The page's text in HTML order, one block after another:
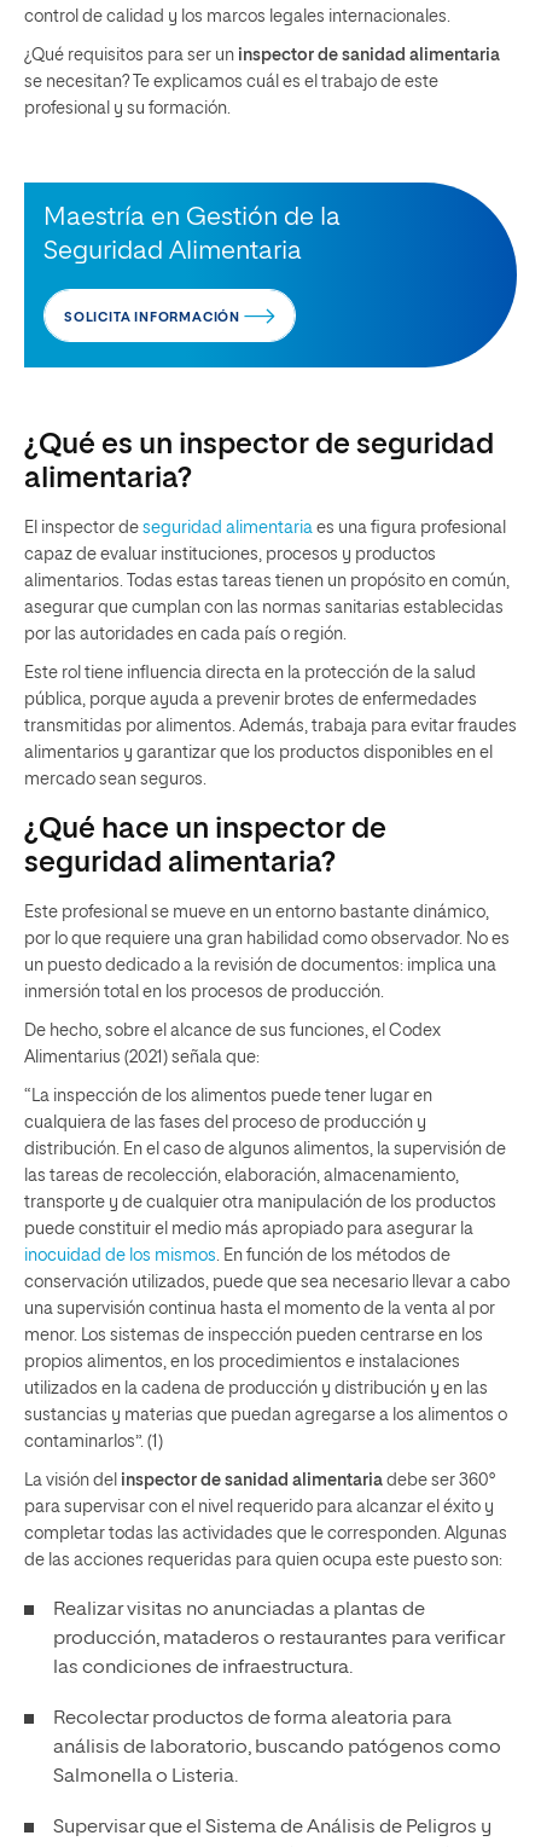
control de calidad y los marcos legales internacionales.
¿Qué requisitos para ser un inspector de sanidad alimentaria
se necesitan? Te explicamos cuál es el trabajo de este
profesional y su formación.
Maestría en Gestión de la
Seguridad Alimentaria
SOLICITA INFORMACIÓN
¿Qué es un inspector de seguridad
alimentaria?
El inspector de seguridad alimentaria es una figura profesional
capaz de evaluar instituciones, procesos y productos
alimentarios. Todas estas tareas tienen un propósito en común,
asegurar que cumplan con las normas sanitarias establecidas
por las autoridades en cada país o región.
Este rol tiene influencia directa en la protección de la salud
pública, porque ayuda a prevenir brotes de enfermedades
transmitidas por alimentos. Además, trabaja para evitar fraudes
alimentarios y garantizar que los productos disponibles en el
mercado sean seguros.
¿Qué hace un inspector de
seguridad alimentaria?
Este profesional se mueve en un entorno bastante dinámico,
por lo que requiere una gran habilidad como observador. No es
un puesto dedicado a la revisión de documentos: implica una
inmersión total en los procesos de producción.
De hecho, sobre el alcance de sus funciones, el Codex
Alimentarius (2021) señala que:
“La inspección de los alimentos puede tener lugar en
cualquiera de las fases del proceso de producción y
distribución. En el caso de algunos alimentos, la supervisión de
las tareas de recolección, elaboración, almacenamiento,
transporte y de cualquier otra manipulación de los productos
puede constituir el medio más apropiado para asegurar la
inocuidad de los mismos. En función de los métodos de
conservación utilizados, puede que sea necesario llevar a cabo
una supervisión continua hasta el momento de la venta al por
menor. Los sistemas de inspección pueden centrarse en los
propios alimentos, en los procedimientos e instalaciones
utilizados en la cadena de producción y distribución y en las
sustancias y materias que puedan agregarse a los alimentos o
contaminarlos”. (1)
La visión del inspector de sanidad alimentaria debe ser 360°
para supervisar con el nivel requerido para alcanzar el éxito y
completar todas las actividades que le corresponden. Algunas
de las acciones requeridas para quien ocupa este puesto son:
Realizar visitas no anunciadas a plantas de
producción, mataderos o restaurantes para verificar
las condiciones de infraestructura.
Recolectar productos de forma aleatoria para
análisis de laboratorio, buscando patógenos como
Salmonella o Listeria.
Supervisar que el Sistema de Análisis de Peligros y